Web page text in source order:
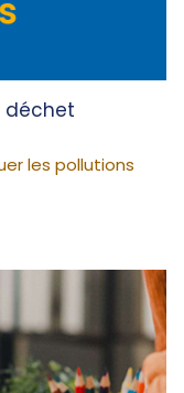
déchet
les pollutions